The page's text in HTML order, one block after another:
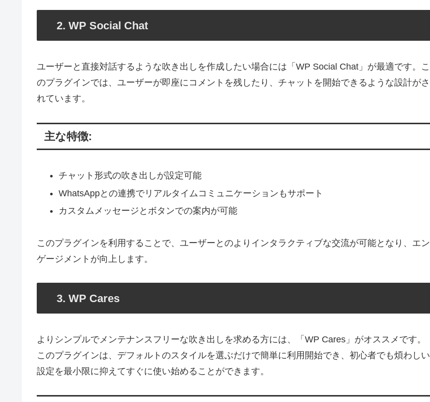
2. WP Social Chat
ユーザーと直接対話するような吹き出しを作成したい場合には「WP Social Chat」が最適です。こ
のプラグインでは、ユーザーが即座にコメントを残したり、チャットを開始できるような設計がさ
れています。
主な特徴:
チャット形式の吹き出しが設定可能
WhatsAppとの連携でリアルタイムコミュニケーションもサポート
カスタムメッセージとボタンでの案内が可能
このプラグインを利用することで、ユーザーとのよりインタラクティブな交流が可能となり、エン
ゲージメントが向上します。
3. WP Cares
よりシンプルでメンテナンスフリーな吹き出しを求める方には、「WP Cares」がオススメです。
このプラグインは、デフォルトのスタイルを選ぶだけで簡単に利用開始でき、初心者でも煩わしい
設定を最小限に抑えてすぐに使い始めることができます。